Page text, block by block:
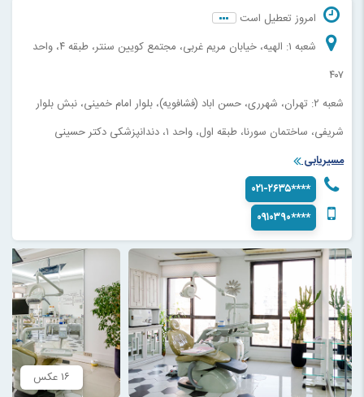
امروز تعطیل است
شعبه ۱: الهیه، خیابان مریم غربی، مجتمع کویین سنتر، طبقه ۴، واحد
۴۰۷
شعبه ۲: تهران، شهرری، حسن اباد (فشافویه)، بلوار امام خمینی، نبش بلوار
شریفی، ساختمان سورنا، طبقه اول، واحد ۱، دندانپزشکی دکتر حسینی
مسیریابی
۰۲۱-۲۶۳۵****
۰۹۱۰۳۹۰****
۱۶ عکس